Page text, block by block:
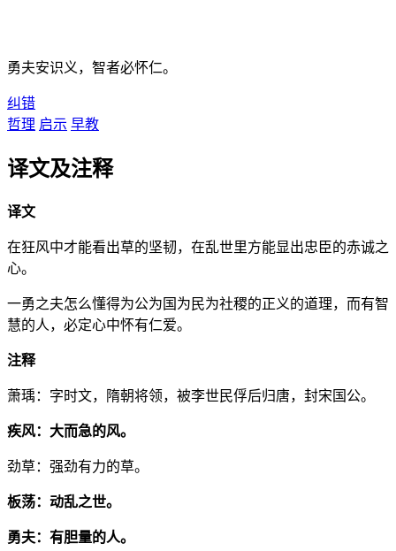
勇夫安识义，智者必怀仁。
纠错
哲理 启示 早教
译文及注释
译文
在狂风中才能看出草的坚韧，在乱世里方能显出忠臣的赤诚之
心。
一勇之夫怎么懂得为公为国为民为社稷的正义的道理，而有智
慧的人，必定心中怀有仁爱。
注释
萧瑀：字时文，隋朝将领，被李世民俘后归唐，封宋国公。
疾风：大而急的风。
劲草：强劲有力的草。
板荡：动乱之世。
勇夫：有胆量的人。